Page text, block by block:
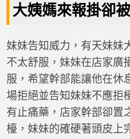
大姨媽來報掛卻
妹妹告知威力，有天妹妹
不太舒服，妹妹在店家廣
服，希望幹部能讓他在休
場拒絕並告知妹妹不應拒
有止痛藥，店家幹部卻置
檯，妹妹的確硬著頭皮上